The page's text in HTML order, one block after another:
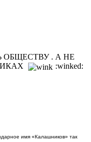
. А НЕ
:winked:
имя «Калашников» так